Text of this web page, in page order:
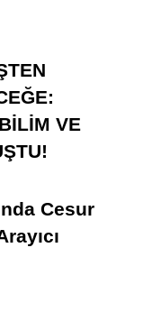
VE
Cesur